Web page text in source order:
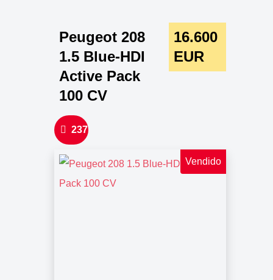
Peugeot 208
1.5 Blue-HDI
Active Pack
100 CV
16.600
EUR
237
Vendido